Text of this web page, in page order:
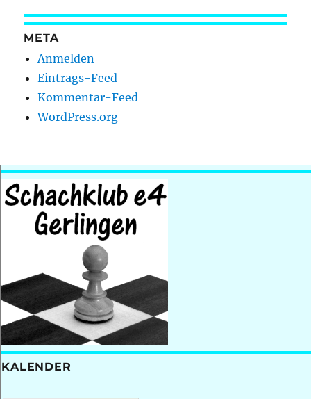
META
Anmelden
Eintrags-Feed
Kommentar-Feed
WordPress.org
KALENDER